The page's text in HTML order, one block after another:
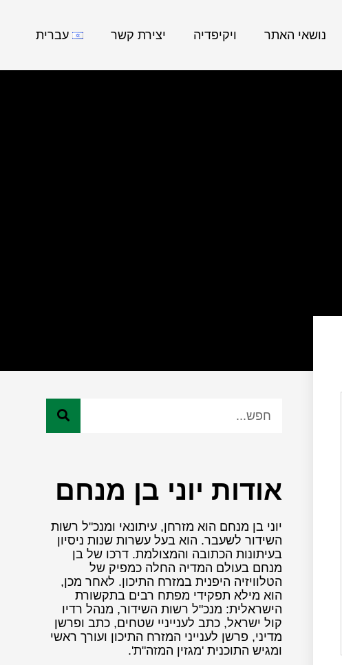
נושאי האתר ויקיפדיה יצירת קשר עברית
אודות יוני בן מנחם
יוני בן מנחם הוא מזרחן, עיתונאי ומנכ"ל רשות
השידור לשעבר. הוא בעל עשרות שנות ניסיון
בעיתונות הכתובה והמצולמת. דרכו של בן
מנחם בעולם המדיה החלה כמפיק של
הטלוויזיה היפנית במזרח התיכון. לאחר מכן,
הוא מילא תפקידי מפתח רבים בתקשורת
הישראלית: מנכ"ל רשות השידור, מנהל רדיו
קול ישראל, כתב לענייניי שטחים, כתב ופרשן
מדיני, פרשן לענייני המזרח התיכון ועורך ראשי
ומגיש התוכנית 'מגזין המזה"ת'.